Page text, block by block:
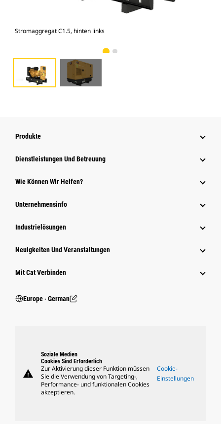
Stromaggregat C1.5, hinten links
Produkte
Dienstleistungen Und Betreuung
Wie Können Wir Helfen?
Unternehmensinfo
Industrielösungen
Neuigkeiten Und Veranstaltungen
Mit Cat Verbinden
Europe ‧ German
warning
Soziale Medien
Cookies Sind Erforderlich
Zur Aktivierung dieser Funktion müssen
Sie die Verwendung von Targeting-,
Performance- und funktionalen Cookies
akzeptieren.
Cookie-
Einstellungen